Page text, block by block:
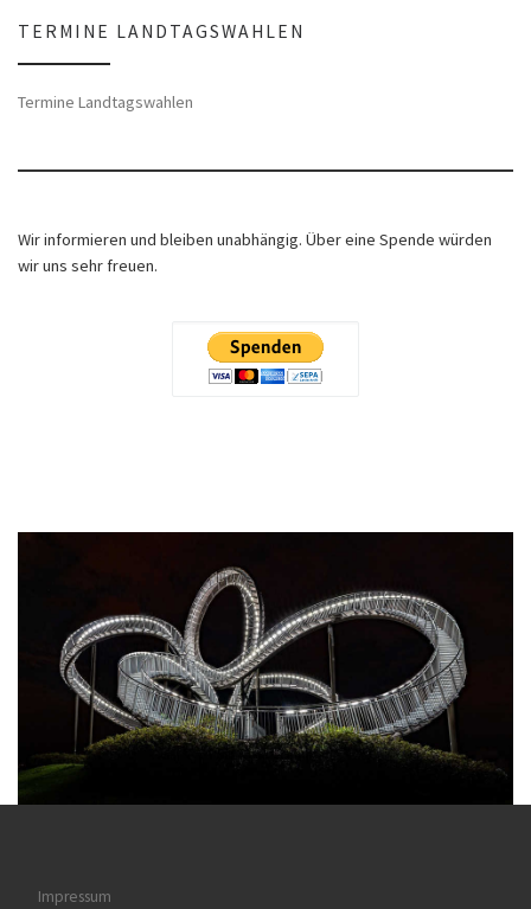
TERMINE LANDTAGSWAHLEN
Termine Landtagswahlen
Wir informieren und bleiben unabhängig. Über eine Spende würden
wir uns sehr freuen.
Impressum